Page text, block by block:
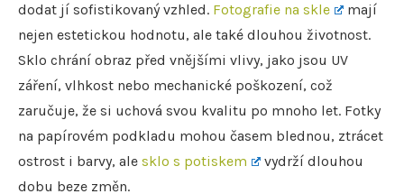
dodat jí sofistikovaný vzhled. Fotografie na skle
mají
nejen estetickou hodnotu, ale také dlouhou životnost.
Sklo chrání obraz před vnějšími vlivy, jako jsou UV
záření, vlhkost nebo mechanické poškození, což
zaručuje, že si uchová svou kvalitu po mnoho let. Fotky
na papírovém podkladu mohou časem blednou, ztrácet
ostrost i barvy, ale sklo s potiskem
vydrží dlouhou
dobu beze změn.